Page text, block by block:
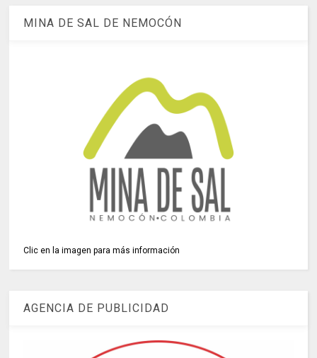
MINA DE SAL DE NEMOCÓN
Clic en la imagen para más información
AGENCIA DE PUBLICIDAD